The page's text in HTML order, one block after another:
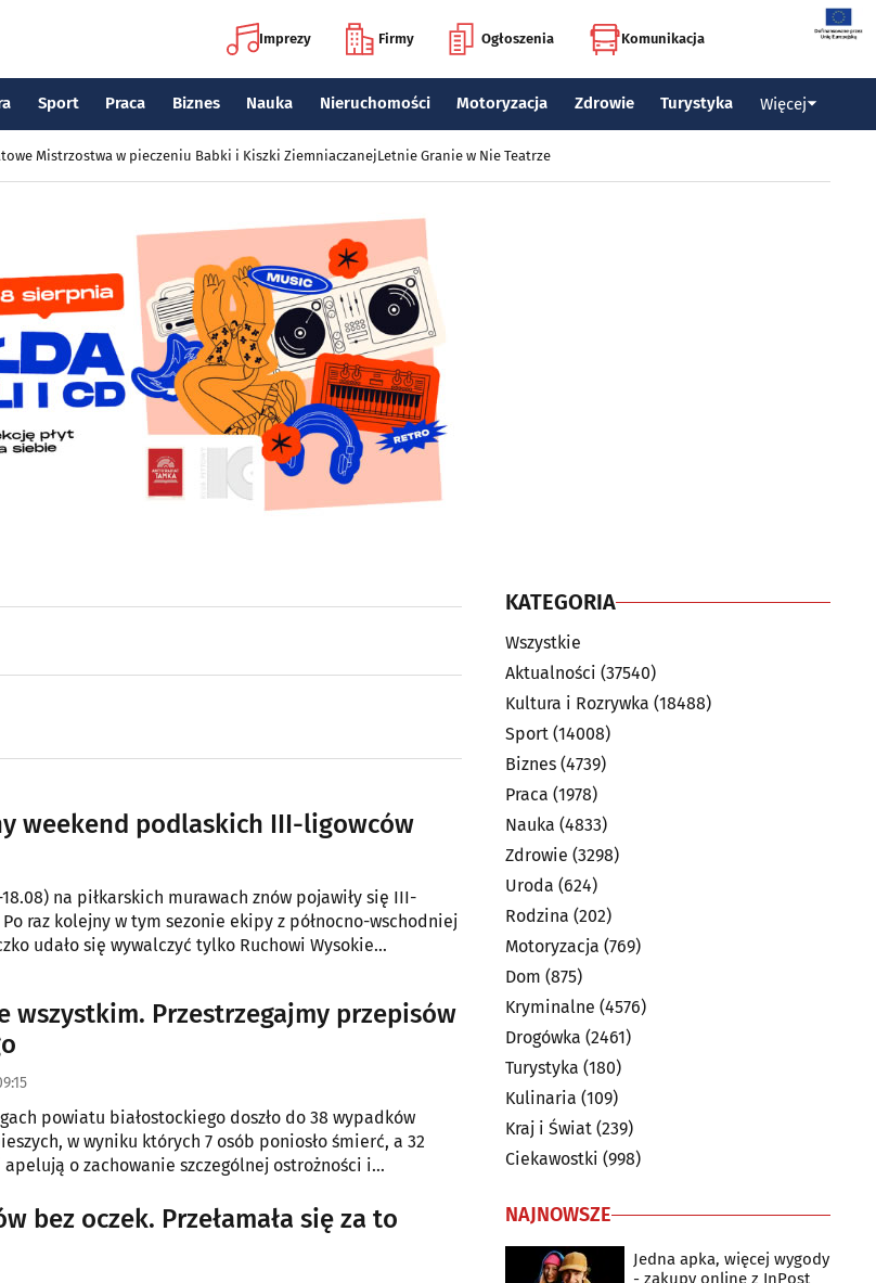
Imprezy Firmy Ogłoszenia Komunikacja
Sport Praca Biznes Nauka Nieruchomości Motoryzacja Zdrowie Turystyka Więcej
Mistrzostwa w pieczeniu Babki i Kiszki ZiemniaczanejLetnie Granie w Nie Teatrze
weekend podlaskich III-ligowców
na piłkarskich murawach znów pojawiły się III-
raz kolejny w tym sezonie ekipy z północno-wschodniej
udało się wywalczyć tylko Ruchowi Wysokie
wszystkim. Przestrzegajmy przepisów
powiatu białostockiego doszło do 38 wypadków
w wyniku których 7 osób poniosło śmierć, a 32
o zachowanie szczególnej ostrożności i
bez oczek. Przełamała się za to
KATEGORIA
Wszystkie
Aktualności (37540)
Kultura i Rozrywka (18488)
Sport (14008)
Biznes (4739)
Praca (1978)
Nauka (4833)
Zdrowie (3298)
Uroda (624)
Rodzina (202)
Motoryzacja (769)
Dom (875)
Kryminalne (4576)
Drogówka (2461)
Turystyka (180)
Kulinaria (109)
Kraj i Świat (239)
Ciekawostki (998)
NAJNOWSZE
Jedna apka, więcej wygody
- zakupy online z InPost